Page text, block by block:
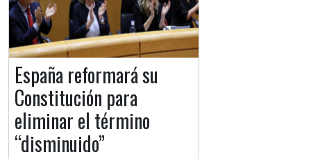
España reformará su
Constitución para
eliminar el término
“disminuido”